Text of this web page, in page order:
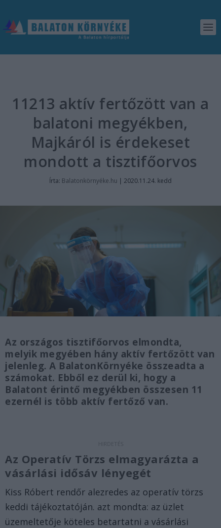
11213 aktív fertőzött van a
balatoni megyékben,
Majkáról is érdekeset
mondott a tisztifőorvos
Írta: Balatonkörnyéke.hu | 2020.11.24. kedd
Az országos tisztifőorvos elmondta,
melyik megyében hány aktív fertőzött van
jelenleg. A BalatonKörnyéke összeadta a
számokat. Ebből ez derül ki, hogy a
Balatont érintő megyékben összesen 11
ezernél is több aktív fertőző van.
Az Operatív Törzs elmagyarázta a
vásárlási idősáv lényegét
Kiss Róbert rendőr alezredes az operatív törzs
keddi tájékoztatóján. azt mondta: az üzlet
üzemeltetője köteles betartatni a vásárlási